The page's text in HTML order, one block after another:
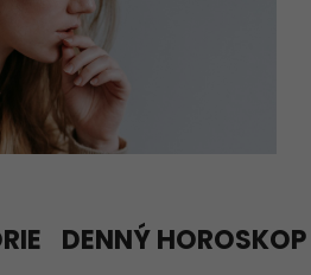
DENNÝ HOROSKOP